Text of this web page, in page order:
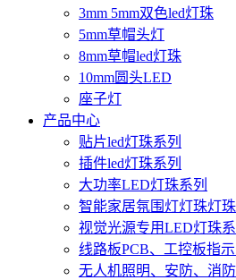
3mm 5mm双色led灯珠
5mm草帽头灯
8mm草帽led灯珠
10mm圆头LED
座子灯
产品中心
贴片led灯珠系列
插件led灯珠系列
大功率LED灯珠系列
智能家居氛围灯灯珠灯珠
视觉光源专用LED灯珠系
线路板PCB、工控板指
无人机照明、安防、消